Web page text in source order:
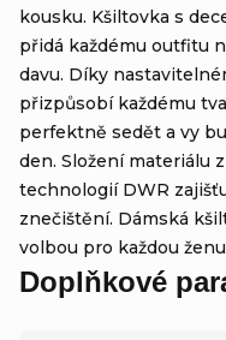
kousku. Kšiltovka s
přidá každému outfitu
davu. Díky
přizpůsobí každému
perfektně sedět a vy
den. Složení materiálu
technologií DWR
znečištění. Dámská
volbou pro každou ženu
Doplňkové